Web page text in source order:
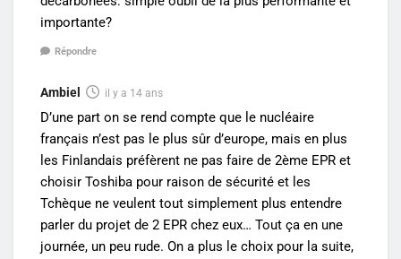
importante?
Répondre
Ambiel il y a 14 ans
D’une part on se rend compte que le nucléaire
français n’est pas le plus sûr d’europe, mais en plus
les Finlandais préfèrent ne pas faire de 2ème EPR et
choisir Toshiba pour raison de sécurité et les
Tchèque ne veulent tout simplement plus entendre
parler du projet de 2 EPR chez eux… Tout ça en une
journée, un peu rude. On a plus le choix pour la suite,